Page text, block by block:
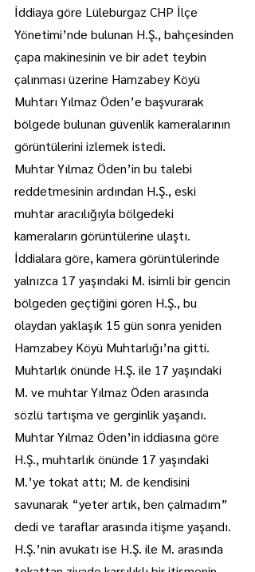
İddiaya göre Lüleburgaz CHP İlçe
Yönetimi’nde bulunan H.Ş., bahçesinden
çapa makinesinin ve bir adet teybin
çalınması üzerine Hamzabey Köyü
Muhtarı Yılmaz Öden’e başvurarak
bölgede bulunan güvenlik kameralarının
görüntülerini izlemek istedi.
Muhtar Yılmaz Öden’in bu talebi
reddetmesinin ardından H.Ş., eski
muhtar aracılığıyla bölgedeki
kameraların görüntülerine ulaştı.
İddialara göre, kamera görüntülerinde
yalnızca 17 yaşındaki M. isimli bir gencin
bölgeden geçtiğini gören H.Ş., bu
olaydan yaklaşık 15 gün sonra yeniden
Hamzabey Köyü Muhtarlığı’na gitti.
Muhtarlık önünde H.Ş. ile 17 yaşındaki
M. ve muhtar Yılmaz Öden arasında
sözlü tartışma ve gerginlik yaşandı.
Muhtar Yılmaz Öden’in iddiasına göre
H.Ş., muhtarlık önünde 17 yaşındaki
M.’ye tokat attı; M. de kendisini
savunarak “yeter artık, ben çalmadım”
dedi ve taraflar arasında itişme yaşandı.
H.Ş.’nin avukatı ise H.Ş. ile M. arasında